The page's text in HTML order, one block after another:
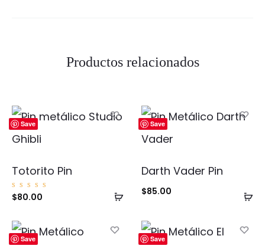
Productos relacionados
Save
Añadir
carrito
Totorito Pin
Valorad
o con
$80.00
Save
Darth Vader Pin
$85.00
Save Save